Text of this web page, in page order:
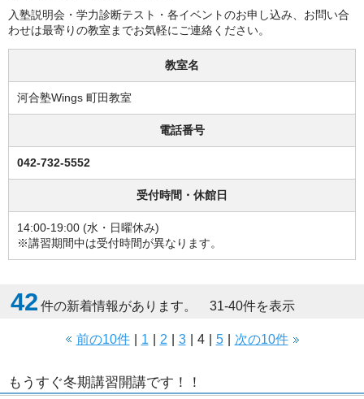
入塾説明会・学力診断テスト・各イベントのお申し込み、お問い合
わせは最寄りの教室までお気軽にご連絡ください。
教室名
河合塾Wings 町田教室
電話番号
042-732-5552
受付時間・休館日
14:00-19:00 (水・日曜休み)
※講習期間中は受付時間が異なります。
42 件の新着情報があります。 31-40件を表示
前の10件 1 2 3 4 5 次の10件
もうすぐ冬期講習開講です！！